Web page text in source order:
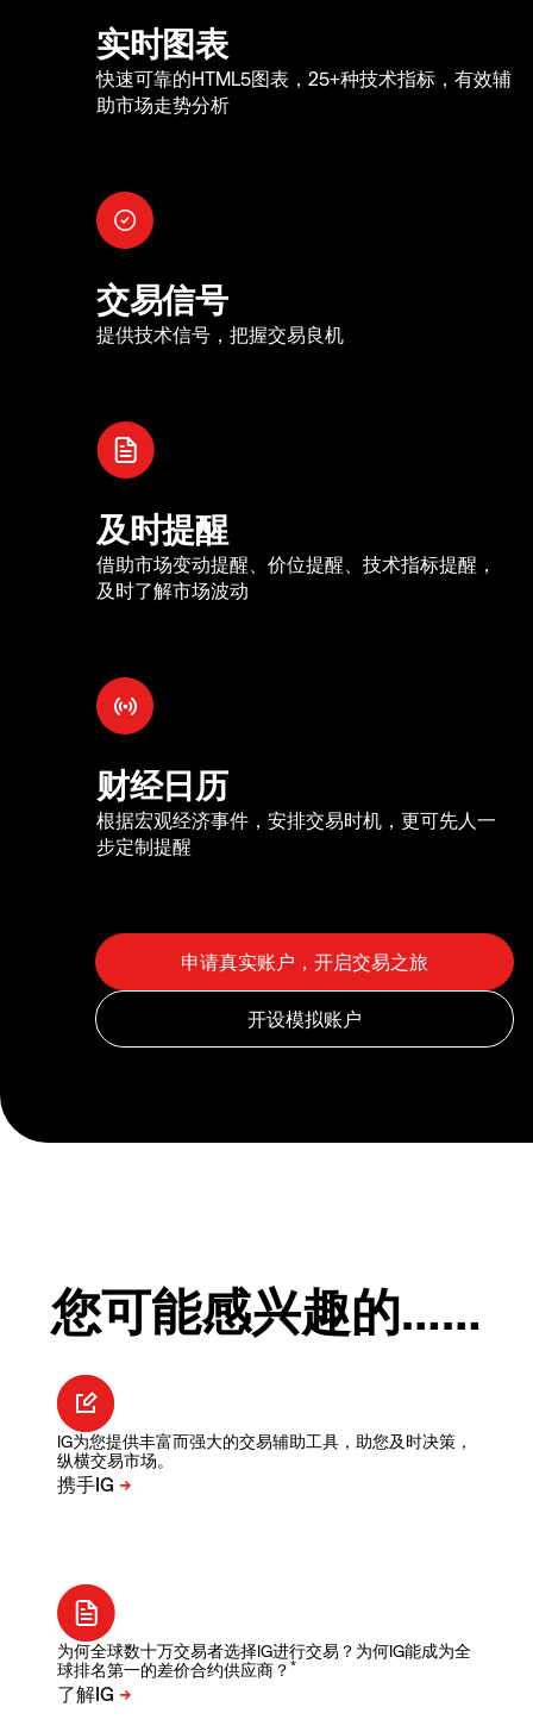
实时图表
快速可靠的HTML5图表，25+种技术指标，有效辅
助市场走势分析
交易信号
提供技术信号，把握交易良机
及时提醒
借助市场变动提醒、价位提醒、技术指标提醒，
及时了解市场波动
财经日历
根据宏观经济事件，安排交易时机，更可先人一
步定制提醒
您可能感兴趣的……
IG为您提供丰富而强大的交易辅助工具，助您及时决策，
纵横交易市场。
为何全球数十万交易者选择IG进行交易？为何IG能成为全
球排名第一的差价合约供应商？ *